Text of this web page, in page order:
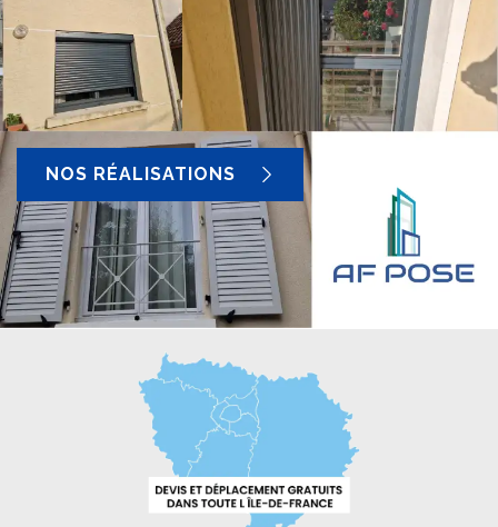
NOS RÉALISATIONS